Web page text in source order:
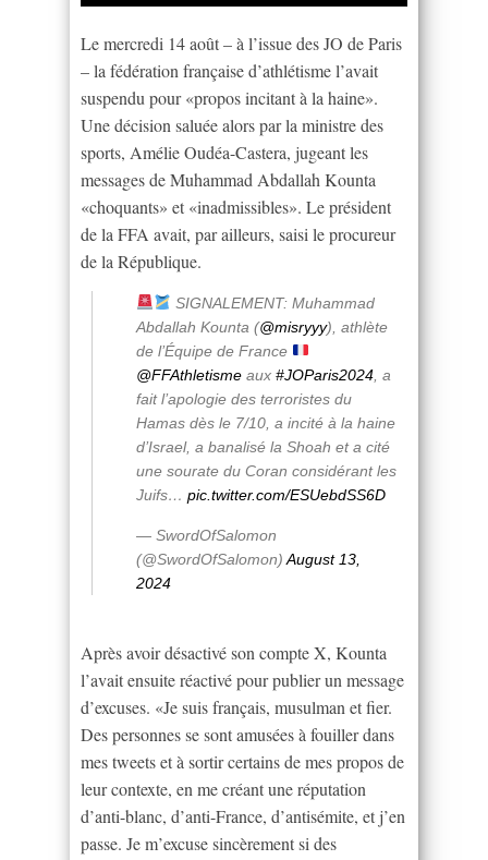
Le mercredi 14 août – à l’issue des JO de Paris
– la fédération française d’athlétisme l’avait
suspendu pour «propos incitant à la haine».
Une décision saluée alors par la ministre des
sports, Amélie Oudéa-Castera, jugeant les
messages de Muhammad Abdallah Kounta
«choquants» et «inadmissibles». Le président
de la FFA avait, par ailleurs, saisi le procureur
de la République.
SIGNALEMENT: Muhammad
Abdallah Kounta (@misryyy), athlète
de l’Équipe de France
@FFAthletisme aux #JOParis2024 , a
fait l’apologie des terroristes du
Hamas dès le 7/10, a incité à la haine
d’Israel, a banalisé la Shoah et a cité
une sourate du Coran considérant les
Juifs… pic.twitter.com/ESUebdSS6D
— SwordOfSalomon
(@SwordOfSalomon) August 13,
2024
Après avoir désactivé son compte X, Kounta
l’avait ensuite réactivé pour publier un message
d’excuses. «Je suis français, musulman et fier.
Des personnes se sont amusées à fouiller dans
mes tweets et à sortir certains de mes propos de
leur contexte, en me créant une réputation
d’anti-blanc, d’anti-France, d’antisémite, et j’en
passe. Je m’excuse sincèrement si des